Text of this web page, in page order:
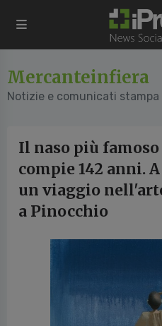
Mercanteinfiera
Notizie e comunicati stampa
Il naso più
compie 142 anni.
un viaggio
a Pinocchio